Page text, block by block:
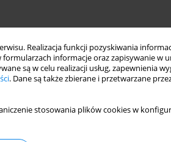
Realizacja funkcji pozyskiwania
informacje oraz zapisywanie w
są w celu realizacji usług, zapewnienia
. Dane są także zbierane i przetwarzane
stosowania plików cookies w